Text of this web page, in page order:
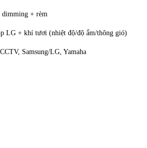
+ rèm
LG + khí tươi (nhiệt độ/độ ẩm/thông gió)
Samsung/LG, Yamaha